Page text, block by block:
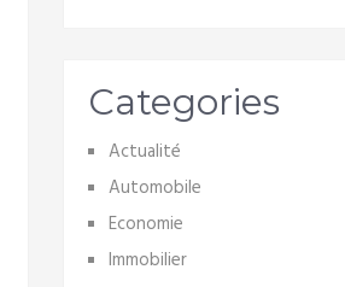
Categories
Actualité
Automobile
Economie
Immobilier